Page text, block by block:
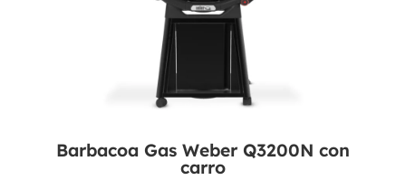
Barbacoa Gas Weber Q3200N con
carro